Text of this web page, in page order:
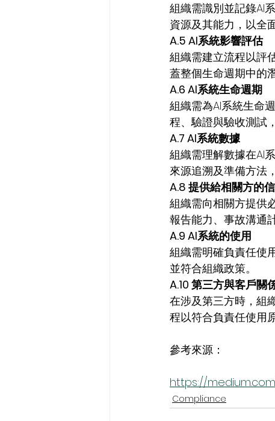
組織需識別並記錄AI
資源及其能力，以全
A.5 AI系統影響評估
組織需建立流程以評
蓋整個生命週期中的
A.6 AI系統生命週期
組織需為AI系統生命
程、驗證與驗收測試
A.7 AI系統數據
組織需理解數據在AI
來源追溯及準備方法
A.8 提供給相關方的
組織需向相關方提供
報告能力、事故溝通
A.9 AI系統的使用
組織需明確負責任使
並符合組織政策。
A.10 第三方與客戶關
在涉及第三方時，組
程以符合負責任使用
參考來源：
https://
Compliance